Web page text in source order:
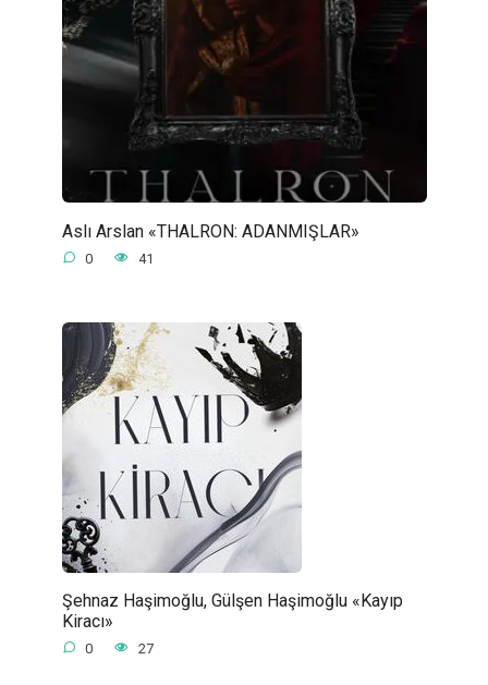
Aslı Arslan «THALRON: ADANMIŞLAR»
0 41
Şehnaz Haşimoğlu, Gülşen Haşimoğlu «Kayıp
Kiracı»
0 27